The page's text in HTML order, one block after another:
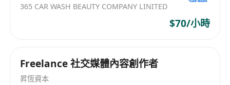
365 CAR WASH BEAUTY COMPANY LINITED
$70/小時
Freelance 社交媒體內容創作者
昇恆資本